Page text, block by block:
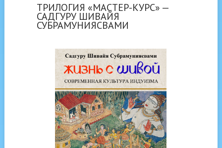
ТРИЛОГИЯ «МАСТЕР-КУРС» —
САДГУРУ ШИВАЙЯ
СУБРАМУНИЯСВАМИ